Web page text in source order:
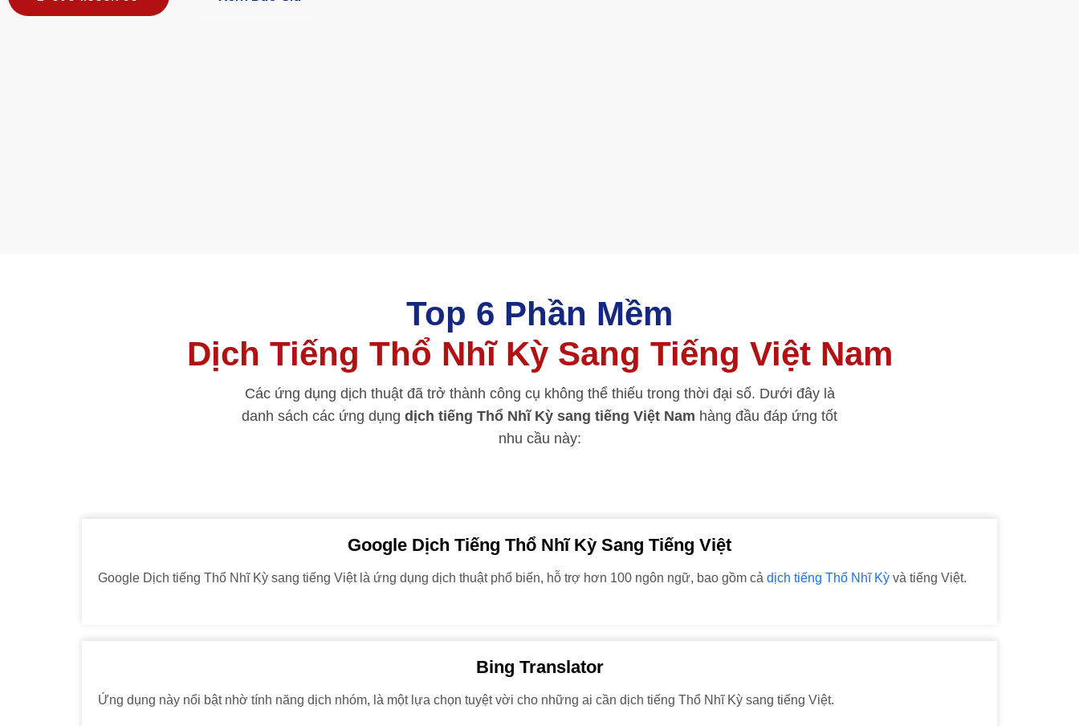
Top 6 Phần Mềm
Dịch Tiếng Thổ Nhĩ Kỳ Sang Tiếng Việt Nam
Các ứng dụng dịch thuật đã trở thành công cụ không thể thiếu trong thời đại số. Dưới đây là
danh sách các ứng dụng dịch tiếng Thổ Nhĩ Kỳ sang tiếng Việt Nam hàng đầu đáp ứng tốt
nhu cầu này:
Google Dịch Tiếng Thổ Nhĩ Kỳ Sang Tiếng Việt
Google Dịch tiếng Thổ Nhĩ Kỳ sang tiếng Việt là ứng dụng dịch thuật phổ biến, hỗ trợ hơn 100 ngôn ngữ, bao gồm cả dịch tiếng Thổ Nhĩ Kỳ và tiếng Việt.
Bing Translator
Ứng dụng này nổi bật nhờ tính năng dịch nhóm, là một lựa chọn tuyệt vời cho những ai cần dịch tiếng Thổ Nhĩ Kỳ sang tiếng Việt.